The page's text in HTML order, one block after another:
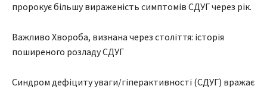
пророкує більшу вираженість симптомів СДУГ через рік.
Важливо Хвороба, визнана через століття: історія
поширеного розладу СДУГ
Синдром дефіциту уваги/гіперактивності (СДУГ) вражає